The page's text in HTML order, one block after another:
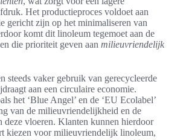
Het productieproces voldoet aan
gericht zijn op het minimaliseren van
komt dit linoleum tegemoet aan de
die prioriteit geven aan milieuvriendelijk
steeds vaker gebruik van gerecycleerde
aan een circulaire economie.
het ‘Blue Angel’ en de ‘EU Ecolabel’
van de milieuvriendelijkheid en de
deze vloeren. Klanten kunnen hierdoor
kiezen voor milieuvriendelijk linoleum,